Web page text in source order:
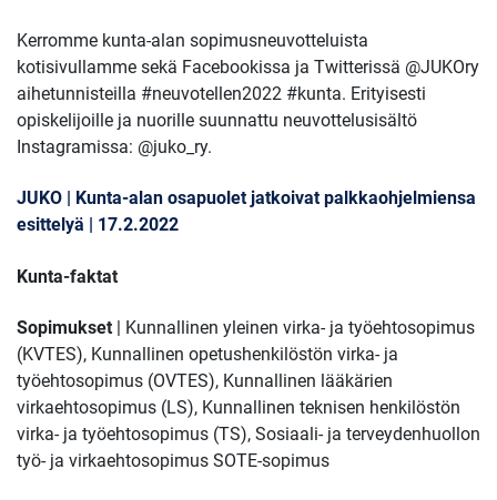
Kerromme kunta-alan sopimusneuvotteluista
kotisivullamme sekä Facebookissa ja Twitterissä @JUKOry
aihetunnisteilla #neuvotellen2022 #kunta. Erityisesti
opiskelijoille ja nuorille suunnattu neuvottelusisältö
Instagramissa: @juko_ry.
JUKO | Kunta-alan osapuolet jatkoivat palkkaohjelmiensa
esittelyä | 17.2.2022
Kunta-faktat
Sopimukset | Kunnallinen yleinen virka- ja työehtosopimus
(KVTES), Kunnallinen opetushenkilöstön virka- ja
työehtosopimus (OVTES), Kunnallinen lääkärien
virkaehtosopimus (LS), Kunnallinen teknisen henkilöstön
virka- ja työehtosopimus (TS), Sosiaali- ja terveydenhuollon
työ- ja virkaehtosopimus SOTE-sopimus